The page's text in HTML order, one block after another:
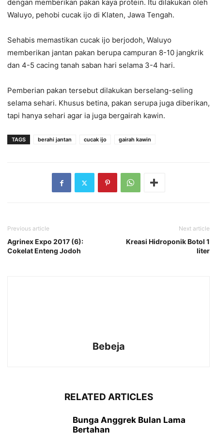
dengan memberikan pakan kaya protein. Itu dilakukan oleh
Waluyo, pehobi cucak ijo di Klaten, Jawa Tengah.
Sehabis memastikan cucak ijo berjodoh, Waluyo
memberikan jantan pakan berupa campuran 8-10 jangkrik
dan 4-5 cacing tanah saban hari selama 3-4 hari.
Pemberian pakan tersebut dilakukan berselang-seling
selama sehari. Khusus betina, pakan serupa juga diberikan,
tapi hanya sehari agar ia juga bergairah kawin.
TAGS berahi jantan cucak ijo gairah kawin
Previous article
Agrinex Expo 2017 (6):
Cokelat Enteng Jodoh
Next article
Kreasi Hidroponik Botol 1
liter
Bebeja
RELATED ARTICLES
Bunga Anggrek Bulan Lama
Bertahan